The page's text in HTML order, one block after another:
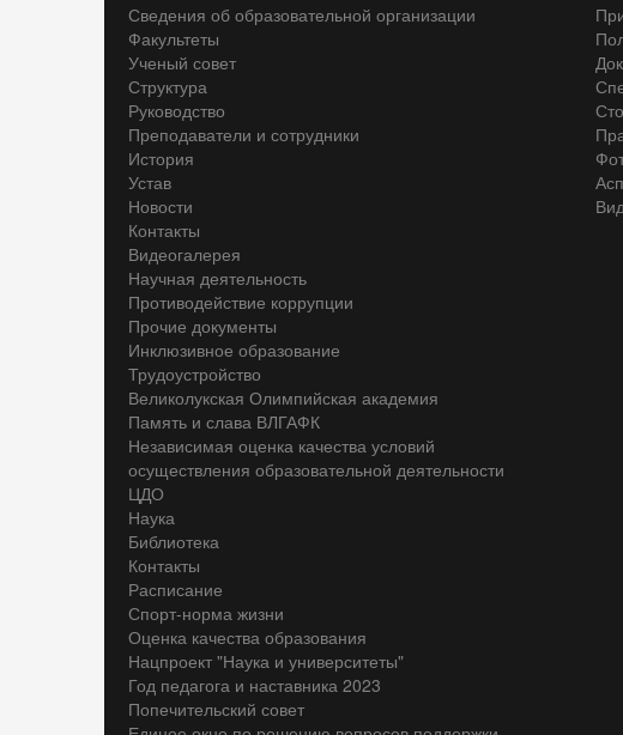
Сведения об образовательной организации
Факультеты
Ученый совет
Структура
Руководство
Преподаватели и сотрудники
История
Устав
Новости
Контакты
Видеогалерея
Научная деятельность
Противодействие коррупции
Прочие документы
Инклюзивное образование
Трудоустройство
Великолукская Олимпийская академия
Память и слава ВЛГАФК
Независимая оценка качества условий
осуществления образовательной деятельности
ЦДО
Наука
Библиотека
Контакты
Расписание
Спорт-норма жизни
Оценка качества образования
Нацпроект "Наука и университеты"
Год педагога и наставника 2023
Попечительский совет